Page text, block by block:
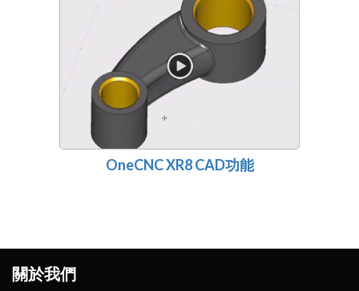
OneCNC XR8 CAD功能
關於我們